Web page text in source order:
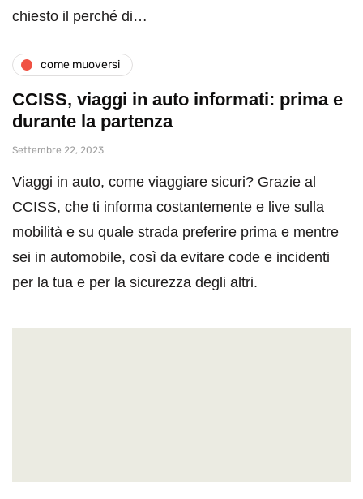
chiesto il perché di…
come muoversi
CCISS, viaggi in auto informati: prima e
durante la partenza
Settembre 22, 2023
Viaggi in auto, come viaggiare sicuri? Grazie al
CCISS, che ti informa costantemente e live sulla
mobilità e su quale strada preferire prima e mentre
sei in automobile, così da evitare code e incidenti
per la tua e per la sicurezza degli altri.